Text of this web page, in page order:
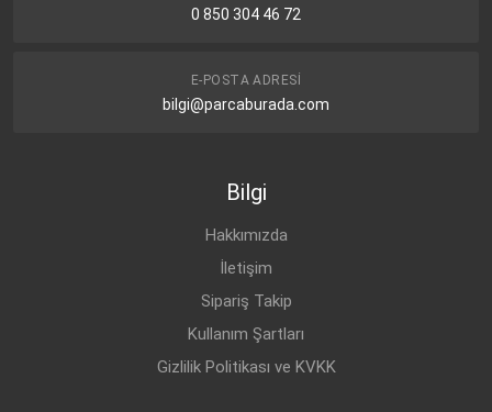
0 850 304 46 72
E-POSTA ADRESI
bilgi@parcaburada.com
Bilgi
Hakkımızda
İletişim
Sipariş Takip
Kullanım Şartları
Gizlilik Politikası ve KVKK